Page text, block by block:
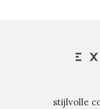
stijlvolle